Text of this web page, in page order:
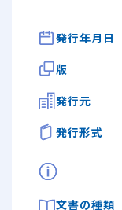
発行年月日
版
発行元
発行形式
文書の種類